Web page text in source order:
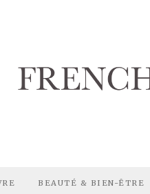
BEAUTÉ & BIEN-ÊTRE